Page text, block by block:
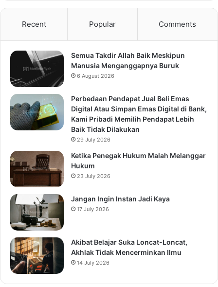
Recent Popular Comments
Semua Takdir Allah Baik Meskipun
Manusia Menganggapnya Buruk
6 August 2026
Perbedaan Pendapat Jual Beli Emas
Digital Atau Simpan Emas Digital di Bank,
Kami Pribadi Memilih Pendapat Lebih
Baik Tidak Dilakukan
29 July 2026
Ketika Penegak Hukum Malah Melanggar
Hukum
23 July 2026
Jangan Ingin Instan Jadi Kaya
17 July 2026
Akibat Belajar Suka Loncat-Loncat,
Akhlak Tidak Mencerminkan Ilmu
14 July 2026